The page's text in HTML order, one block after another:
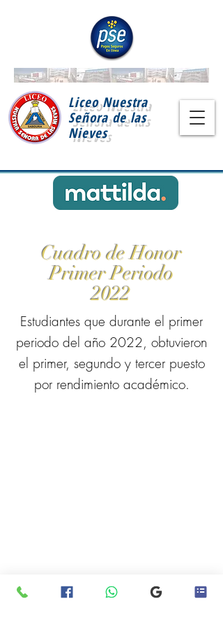
Liceo Nuestra
Señora de las
Nieves
Cuadro de Honor
Primer Periodo
2022
Estudiantes que durante el primer
periodo del año 2022, obtuvieron
el primer, segundo y tercer puesto
por rendimiento académico.
9140
Email:liceolasnieves@outlook.com